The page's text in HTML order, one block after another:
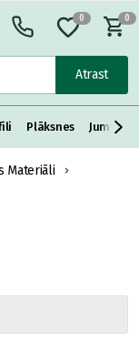
Atrast
0 0
Plāksnes Jumta
Materiāli